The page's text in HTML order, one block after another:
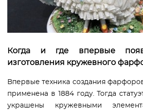
Когда и где впервые
изготовления кружевного
Впервые техника создания
применена в 1884 году. Тогда
украшены кружевными